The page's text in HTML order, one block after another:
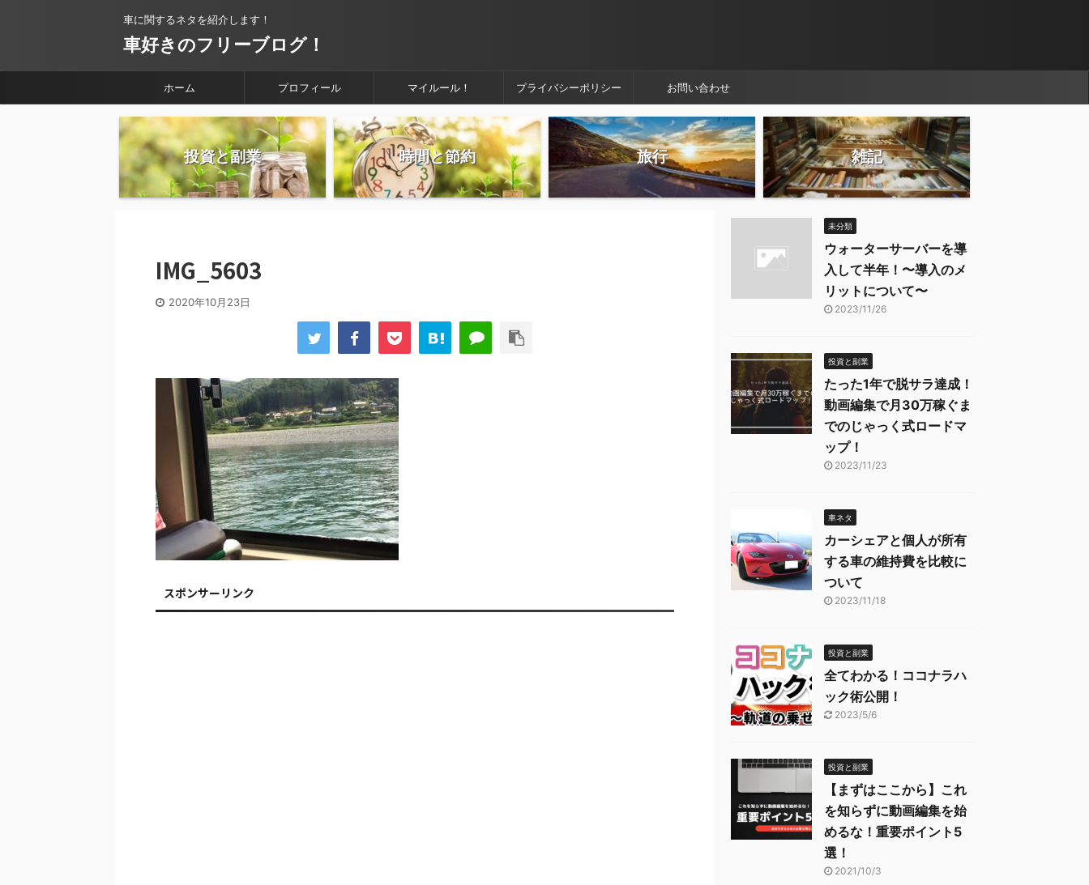
車に関するネタを紹介します！
車好きのフリーブログ！
ホーム プロフィール マイルール！ プライバシーポリシー お問い合わせ
投資と副業 時間と節約 旅行 雑記
IMG_5603
2020年10月23日
スポンサーリンク
未分類
ウォーターサーバーを導
入して半年！〜導入のメ
リットについて〜
2023/11/26
投資と副業
たった1年で脱サラ達成！
動画編集で月30万稼ぐま
でのじゃっく式ロードマ
ップ！
2023/11/23
車ネタ
カーシェアと個人が所有
する車の維持費を比較に
ついて
2023/11/18
投資と副業
全てわかる！ココナラハ
ック術公開！
2023/5/6
投資と副業
【まずはここから】これ
を知らずに動画編集を始
めるな！重要ポイント5
選！
2021/10/3